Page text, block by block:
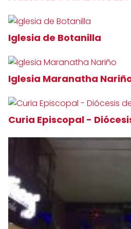
Iglesia de Botanilla
Iglesia Maranatha
Curia Episcopal -